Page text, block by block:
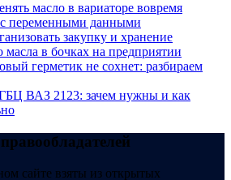
масло в вариаторе вовремя
переменными данными
закупку и хранение
масла в бочках на предприятии
герметик не сохнет: разбираем
ВАЗ 2123: зачем нужны и как
сайте взяты из открытых